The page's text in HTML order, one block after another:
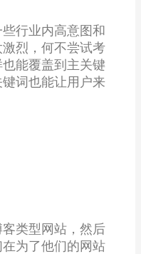
行业内高意图和
烈，何不尝试考
能覆盖到主关键
词也能让用户来
类型网站，然后
为了他们的网站